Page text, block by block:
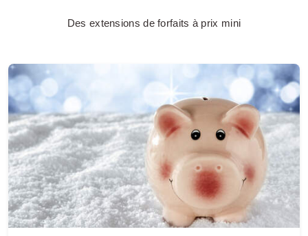
Des extensions de forfaits à prix mini